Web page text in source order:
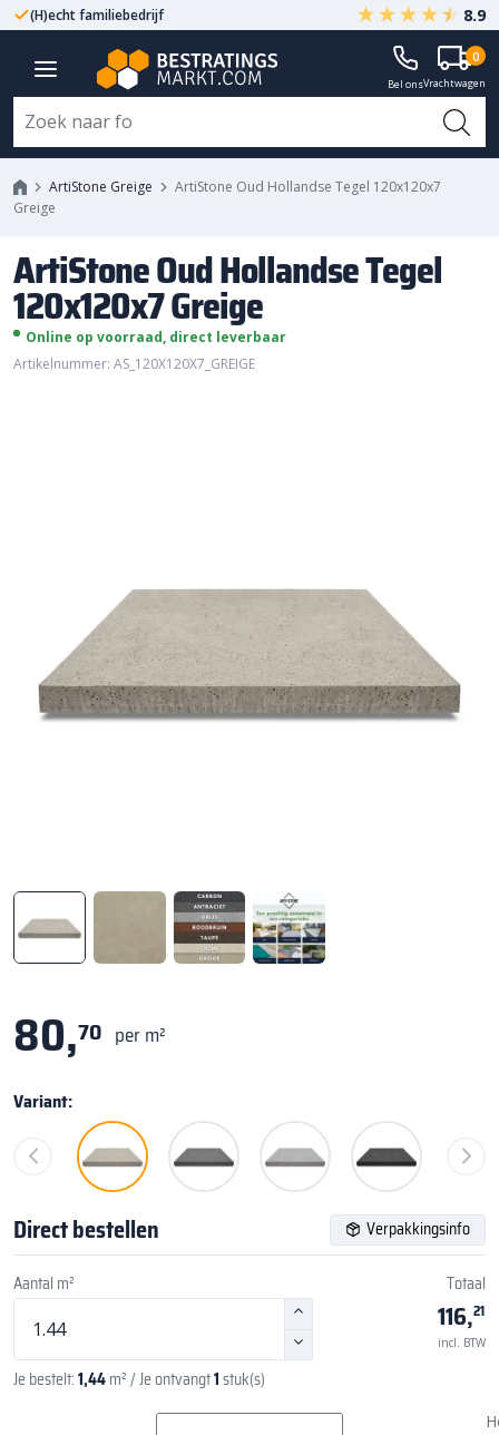
(H)echt familiebedrijf Gegarandeerd A-kwaliteit
8.9
Bel onsVrachtwagen
0
ArtiStone Greige
ArtiStone Oud Hollandse Tegel 120x120x7
Greige
ArtiStone Oud Hollandse Tegel
120x120x7 Greige
Online op voorraad, direct leverbaar
Artikelnummer: AS_120X120X7_GREIGE
80,70 per m²
Variant:
Direct bestellen Verpakkingsinfo
Aantal m²
Je bestelt:1,44m²/ Je ontvangt1stuk(s)
Totaal
116,21
incl. BTW
ArtiStone Oud Hollandse Tegel
120x120x7 Greige